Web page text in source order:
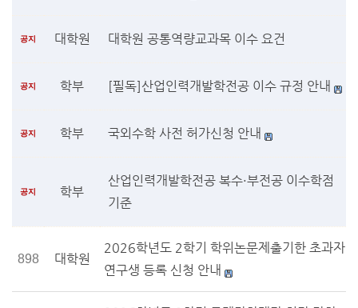
공지 대학원 대학원 공통역량교과목 이수 요건
공지 학부 [필독]산업인력개발학전공 이수 규정 안내
공지 학부 국외수학 사전 허가신청 안내
공지 학부
산업인력개발학전공 복수·부전공 이수학점
기준
898 대학원
2026학년도 2학기 학위논문제출기한 초과자
연구생 등록 신청 안내